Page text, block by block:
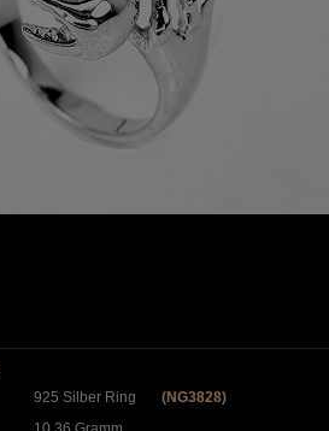
925 Silber Ring
(NG3828)